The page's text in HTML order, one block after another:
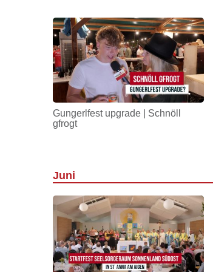
Gungerlfest upgrade | Schnöll
gfrogt
Juni